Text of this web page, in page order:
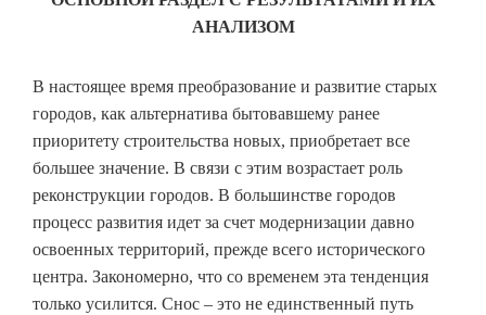
АНАЛИЗОМ
В настоящее время преобразование и развитие старых
городов, как альтернатива бытовавшему ранее
приоритету строительства новых, приобретает все
большее значение. В связи с этим возрастает роль
реконструкции городов. В большинстве городов
процесс развития идет за счет модернизации давно
освоенных территорий, прежде всего исторического
центра. Закономерно, что со временем эта тенденция
только усилится. Снос – это не единственный путь